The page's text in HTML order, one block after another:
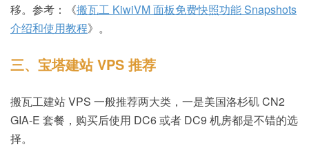
移。参考：《搬瓦工 KiwiVM 面板免费快照功能 Snapshots
介绍和使用教程》。
三、宝塔建站 VPS 推荐
搬瓦工建站 VPS 一般推荐两大类，一是美国洛杉矶 CN2
GIA-E 套餐，购买后使用 DC6 或者 DC9 机房都是不错的选
择。